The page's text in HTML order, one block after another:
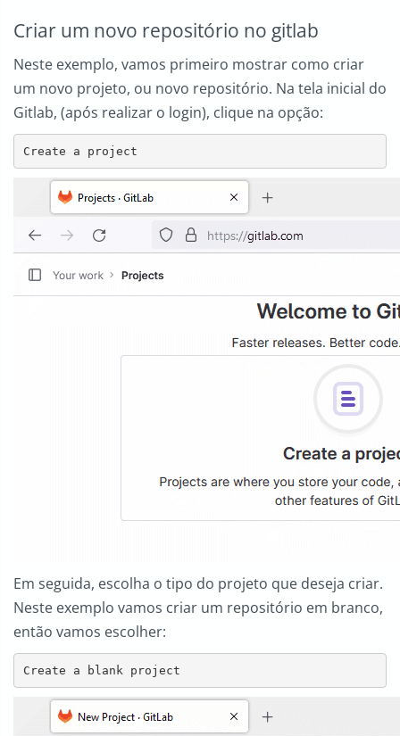
Criar um novo repositório no gitlab
Neste exemplo, vamos primeiro mostrar como criar
um novo projeto, ou novo repositório. Na tela inicial do
Gitlab, (após realizar o login), clique na opção:
Create a project
Em seguida, escolha o tipo do projeto que deseja criar.
Neste exemplo vamos criar um repositório em branco,
então vamos escolher:
Create a blank project